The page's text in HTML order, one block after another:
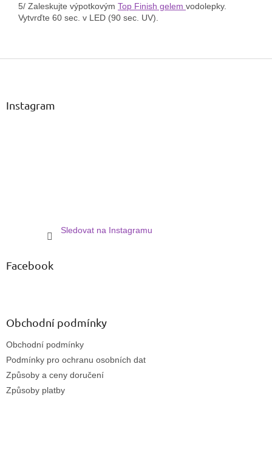
5/ Zaleskujte výpotkovým Top Finish gelem vodolepky.
Vytvrďte 60 sec. v LED (90 sec. UV).
Z
Instagram
Sledovat na Instagramu
Facebook
Obchodní podmínky
Obchodní podmínky
Podmínky pro ochranu osobních dat
Způsoby a ceny doručení
Způsoby platby